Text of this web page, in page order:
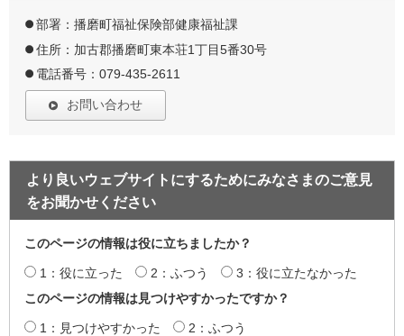
部署：播磨町福祉保険部健康福祉課
住所：加古郡播磨町東本荘1丁目5番30号
電話番号：079-435-2611
お問い合わせ
より良いウェブサイトにするためにみなさまのご意見
をお聞かせください
このページの情報は役に立ちましたか？
1：役に立った 2：ふつう
3：役に立たなかった
このページの情報は見つけやすかったですか？
1：見つけやすかった
2：ふつう